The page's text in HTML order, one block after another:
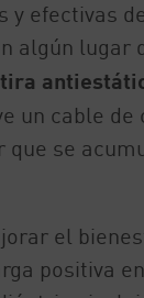
efectivas
lugar
un cable
se
el
positiva